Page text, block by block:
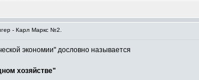
- Карл Маркс №2.
экономии" дословно называется
хозяйстве"